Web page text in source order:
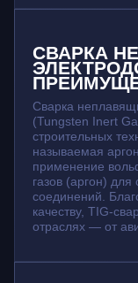
СВАРКА
Сварка
(Tungsten Inert
строительных
называемая
применение
газов (аргон)
соединений.
качеству, TIG-
отраслях — от